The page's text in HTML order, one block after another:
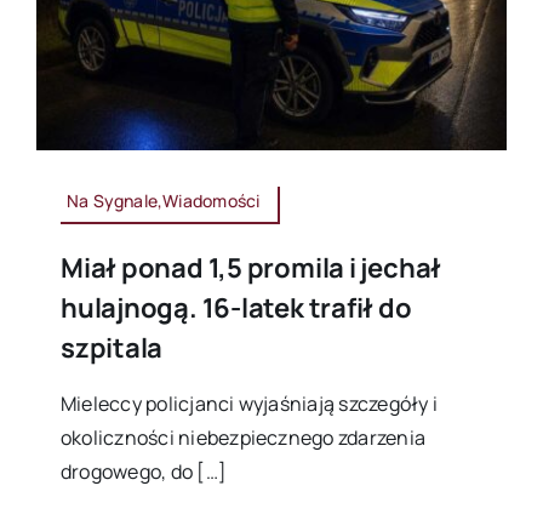
Na Sygnale,Wiadomości
Miał ponad 1,5 promila i jechał
hulajnogą. 16-latek trafił do
szpitala
Mieleccy policjanci wyjaśniają szczegóły i
okoliczności niebezpiecznego zdarzenia
drogowego, do […]